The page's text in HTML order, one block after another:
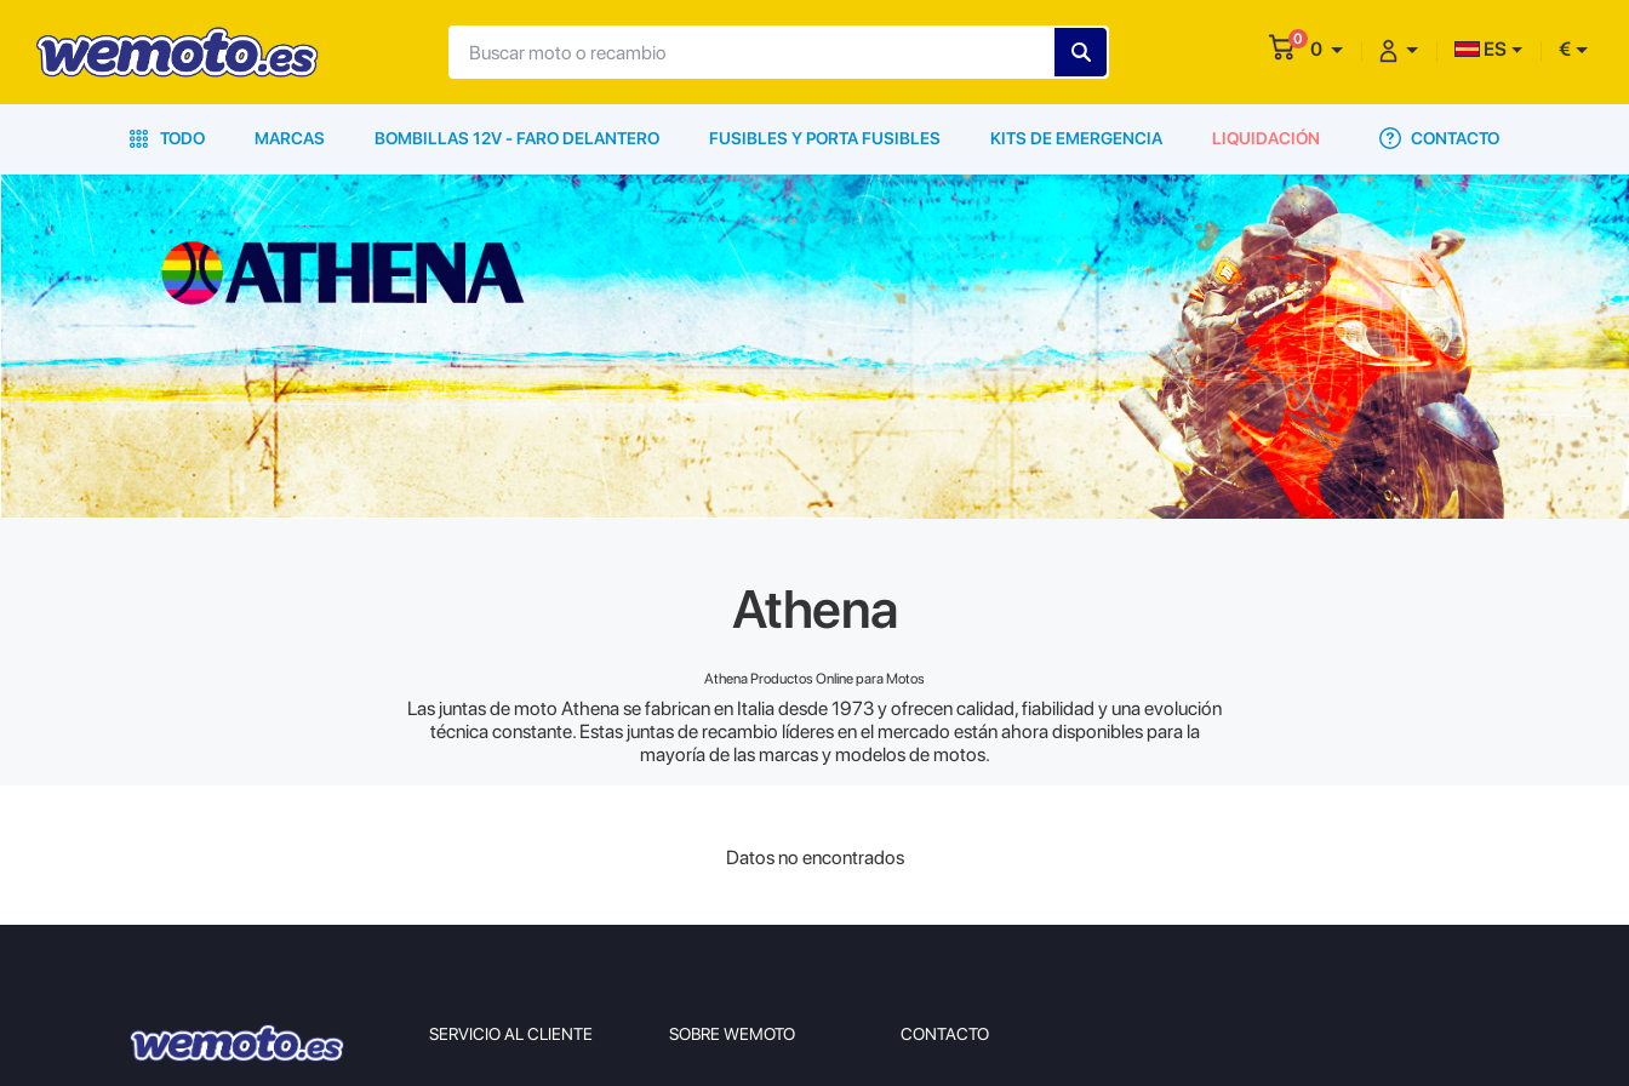
0 0 ES €
TODO MARCAS BOMBILLAS 12V - FARO DELANTERO FUSIBLES Y PORTA FUSIBLES KITS DE EMERGENCIA LIQUIDACIÓN CONTACTO
Athena
Athena Productos Online para Motos
Las juntas de moto Athena se fabrican en Italia desde 1973 y ofrecen calidad, fiabilidad y una evolución
técnica constante. Estas juntas de recambio líderes en el mercado están ahora disponibles para la
mayoría de las marcas y modelos de motos.
Datos no encontrados
SERVICIO AL CLIENTE SOBRE WEMOTO CONTACTO